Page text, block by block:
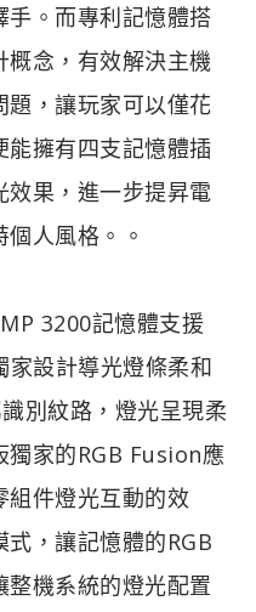
手。而專利記憶體搭
念，有效解決主機
，讓玩家可以僅花
能擁有四支記憶體插
果，進一步提昇電
人風格。。
3200記憶體支援
家設計導光燈條柔和
別紋路，燈光呈現柔
獨家的RGB Fusion應
組件燈光互動的效
，讓記憶體的RGB
機系統的燈光配置